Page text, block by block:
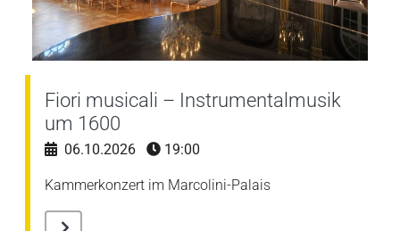
Fiori musicali – Instrumentalmusik
um 1600
06.10.2026 19:00
Kammerkonzert im Marcolini-Palais